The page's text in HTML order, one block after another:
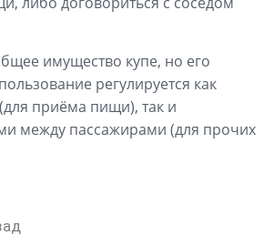
имущество купе, но его
регулируется как
приёма пищи), так и
между пассажирами (для прочих